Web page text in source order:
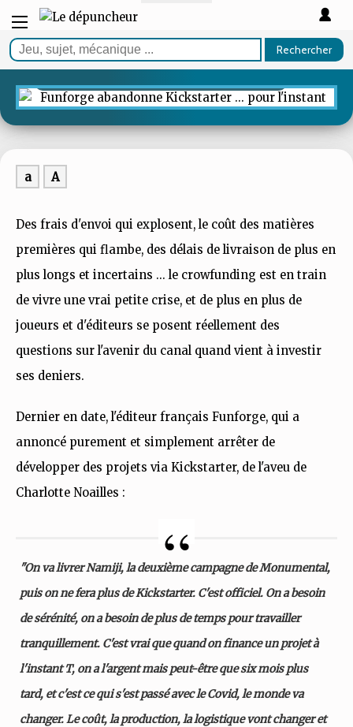
Rechercher
ARTICLE
Funforge abandonne
Kickstarter ... pour l'instant
a A
Des frais d'envoi qui explosent, le coût des matières
premières qui flambe, des délais de livraison de plus en
plus longs et incertains ... le crowfunding est en train
de vivre une vrai petite crise, et de plus en plus de
joueurs et d'éditeurs se posent réellement des
questions sur l'avenir du canal quand vient à investir
ses deniers.
Dernier en date, l'éditeur français Funforge, qui a
annoncé purement et simplement arrêter de
développer des projets via Kickstarter, de l'aveu de
Charlotte Noailles :
"On va livrer Namiji, la deuxième campagne de Monumental,
puis on ne fera plus de Kickstarter. C'est officiel. On a besoin
de sérénité, on a besoin de plus de temps pour travailler
tranquillement. C'est vrai que quand on finance un projet à
l'instant T, on a l'argent mais peut-être que six mois plus
tard, et c'est ce qui s'est passé avec le Covid, le monde va
changer. Le coût, la production, la logistique vont changer et